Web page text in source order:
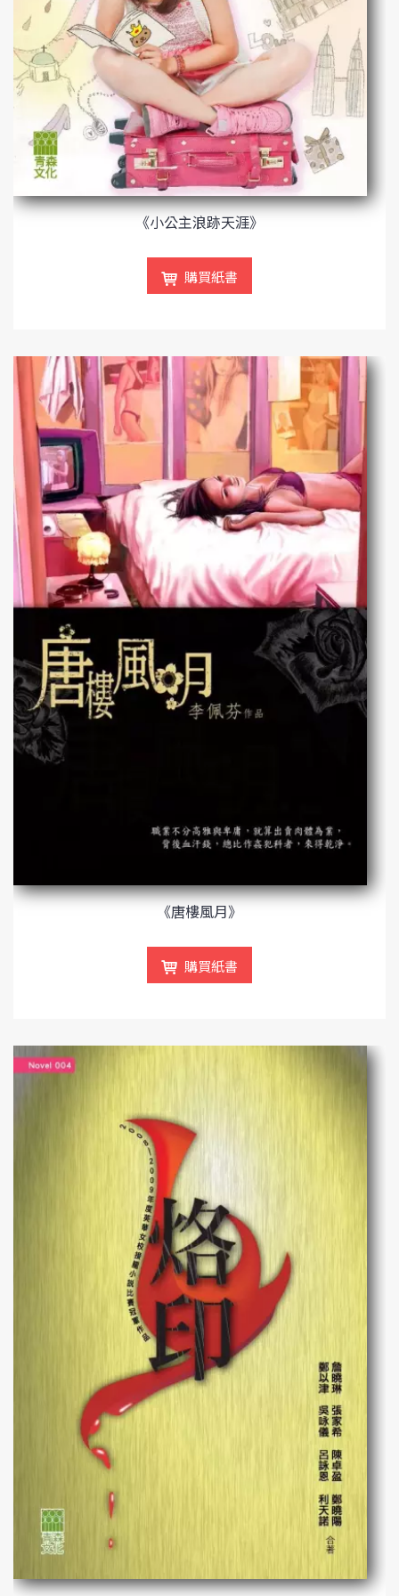
《小公主浪跡天涯》
購買紙書
《唐樓風月》
購買紙書